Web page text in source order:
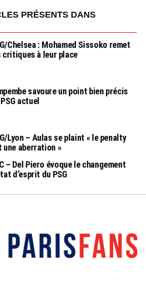
PRÉSENTS DANS
Chelsea : Mohamed Sissoko remet
critiques à leur place
savoure un point bien précis
actuel
Lyon – Aulas se plaint « le penalty
une aberration »
– Del Piero évoque le changement
d’esprit du PSG